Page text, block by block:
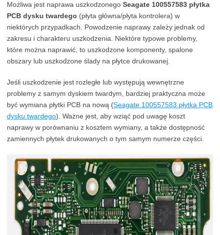
Możliwa jest naprawa uszkodzonego Seagate 100557583 płytka
PCB dysku twardego (płyta główna/płyta kontrolera) w
niektórych przypadkach. Powodzenie naprawy zależy jednak od
zakresu i charakteru uszkodzenia. Niektóre typowe problemy,
które można naprawić, to uszkodzone komponenty, spalone
obszary lub uszkodzone ślady na płytce drukowanej.
Jeśli uszkodzenie jest rozległe lub występują wewnętrzne
problemy z samym dyskiem twardym, bardziej praktyczna może
być wymiana płytki PCB na nową (Seagate 100557583 płytka PCB
dysku twardego). Ważne jest, aby wziąć pod uwagę koszt
naprawy w porównaniu z kosztem wymiany, a także dostępność
zamiennych płytek drukowanych o tym samym numerze części.